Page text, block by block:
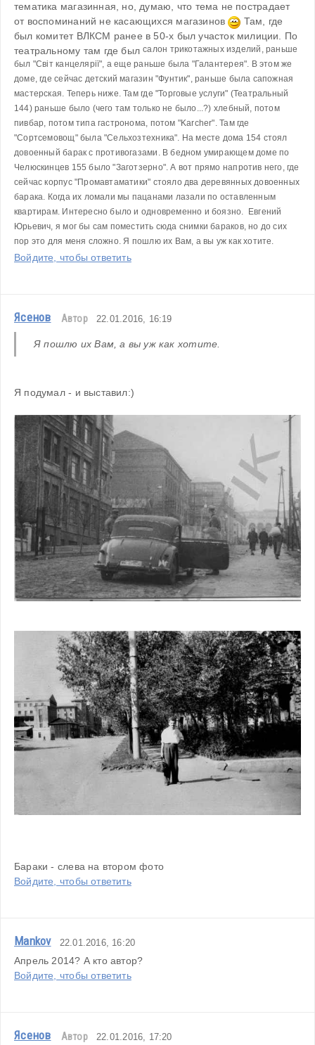
тематика магазинная, но, думаю, что тема не пострадает
от воспоминаний не касающихся магазинов
Там, где
был комитет ВЛКСМ ранее в 50-х был участок милиции. По
театральному там где был салон трикотажных изделий, раньше
был "Світ канцелярії", а еще раньше была "Галантерея". В этом же
доме, где сейчас детский магазин "Фунтик", раньше была сапожная
мастерская. Теперь ниже. Там где "Торговые услуги" (Театральный
144) раньше было (чего там только не было...?) хлебный, потом
пивбар, потом типа гастронома, потом "Karcher". Там где
"Сортсемовощ" была "Сельхозтехника". На месте дома 154 стоял
довоенный барак с противогазами. В бедном умирающем доме по
Челюскинцев 155 было "Заготзерно". А вот прямо напротив него, где
сейчас корпус "Промавтаматики" стояло два деревянных довоенных
барака. Когда их ломали мы пацанами лазали по оставленным
квартирам. Интересно было и одновременно и боязно.  Евгений
Юрьевич, я мог бы сам поместить сюда снимки бараков, но до сих
пор это для меня сложно. Я пошлю их Вам, а вы уж как хотите.
Войдите, чтобы ответить
Ясенов Автор 22.01.2016, 16:19
Я пошлю их Вам, а вы уж как хотите.
Я подумал - и выставил:)
Бараки - слева на втором фото
Войдите, чтобы ответить
Mankov 22.01.2016, 16:20
Апрель 2014? А кто автор?
Войдите, чтобы ответить
Ясенов Автор 22.01.2016, 17:20